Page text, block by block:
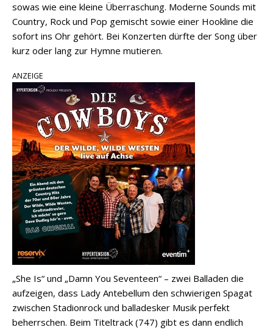
sowas wie eine kleine Überraschung. Moderne Sounds mit
Country, Rock und Pop gemischt sowie einer Hookline die
sofort ins Ohr gehört. Bei Konzerten dürfte der Song über
kurz oder lang zur Hymne mutieren.
ANZEIGE
„She Is“ und „Damn You Seventeen“ – zwei Balladen die
aufzeigen, dass Lady Antebellum den schwierigen Spagat
zwischen Stadionrock und balladesker Musik perfekt
beherrschen. Beim Titeltrack (747) gibt es dann endlich